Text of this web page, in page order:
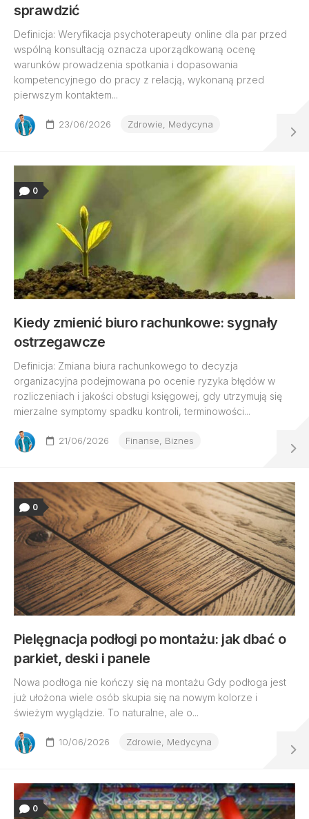
sprawdzić
Definicja: Weryfikacja psychoterapeuty online dla par przed
wspólną konsultacją oznacza uporządkowaną ocenę
warunków prowadzenia spotkania i dopasowania
kompetencyjnego do pracy z relacją, wykonaną przed
pierwszym kontaktem...
23/06/2026 Zdrowie, Medycyna
0
Kiedy zmienić biuro rachunkowe: sygnały
ostrzegawcze
Definicja: Zmiana biura rachunkowego to decyzja
organizacyjna podejmowana po ocenie ryzyka błędów w
rozliczeniach i jakości obsługi księgowej, gdy utrzymują się
mierzalne symptomy spadku kontroli, terminowości...
21/06/2026 Finanse, Biznes
0
Pielęgnacja podłogi po montażu: jak dbać o
parkiet, deski i panele
Nowa podłoga nie kończy się na montażu Gdy podłoga jest
już ułożona wiele osób skupia się na nowym kolorze i
świeżym wyglądzie. To naturalne, ale o...
10/06/2026 Zdrowie, Medycyna
0